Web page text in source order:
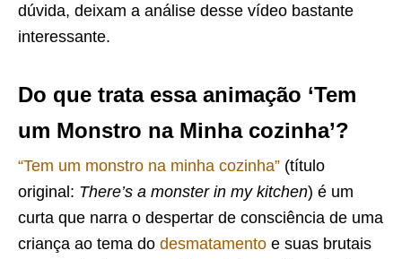
dúvida, deixam a análise desse vídeo bastante
interessante.
Do que trata essa animação ‘Tem
um Monstro na Minha cozinha’?
“Tem um monstro na minha cozinha” (título
original: There’s a monster in my kitchen) é um
curta que narra o despertar de consciência de uma
criança ao tema do desmatamento e suas brutais